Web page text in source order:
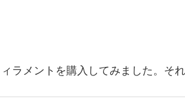
ラメントを購入してみました。それ